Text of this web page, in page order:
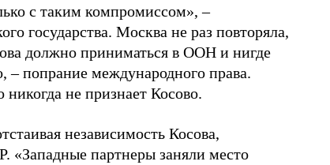
с таким компромиссом», –
государства. Москва не раз повторяла,
должно приниматься в ООН и нигде
– попрание международного права.
не признает Косово.
независимость Косова,
«Западные партнеры заняли место